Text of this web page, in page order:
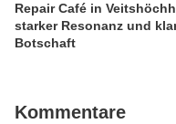
Repair Café in
starker Resonanz und
Botschaft
Kommentare